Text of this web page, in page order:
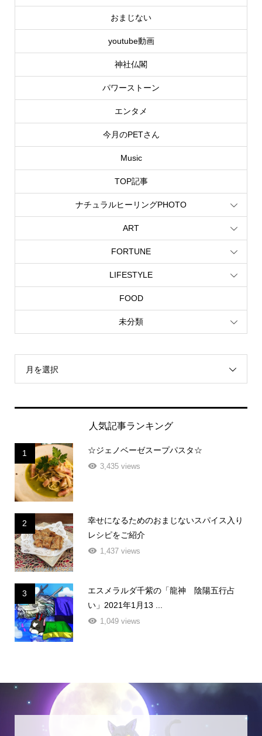
おまじない
youtube動画
神社仏閣
パワーストーン
エンタメ
今月のPETさん
Music
TOP記事
ナチュラルヒーリングPHOTO
ART
FORTUNE
LIFESTYLE
FOOD
未分類
月を選択
人気記事ランキング
1 ☆ジェノベーゼスープパスタ☆
3,435 views
2
幸せになるためのおまじないスパイス入り
レシピをご紹介
1,437 views
3
エスメラルダ千紫の「龍神 陰陽五行占
い」2021年1月13 ...
1,049 views